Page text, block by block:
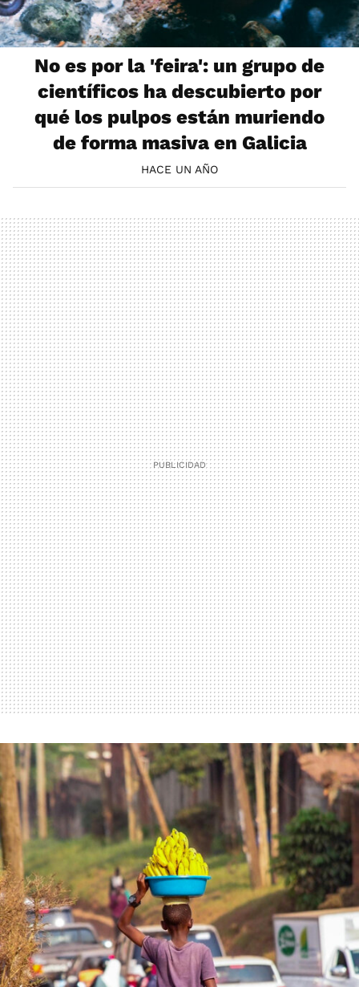
No es por la 'feira': un grupo de
científicos ha descubierto por
qué los pulpos están muriendo
de forma masiva en Galicia
HACE UN AÑO